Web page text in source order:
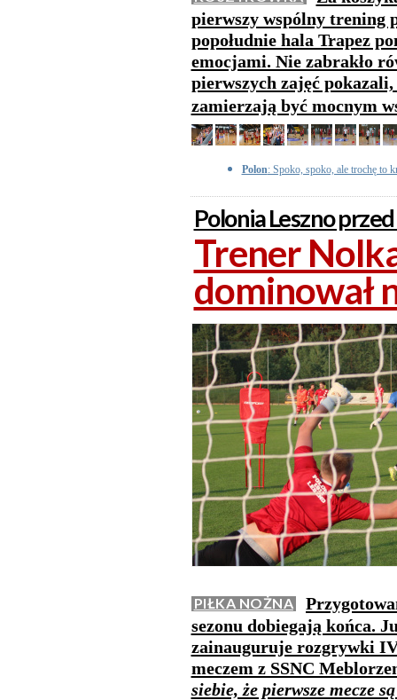
pierwszy wspólny trening
popołudnie hala Trapez
emocjami. Nie zabrakło
pierwszych zajęć
zamierzają być mocnym
Polon: Spoko, spoko, ale trochę to
Polonia Leszno
Trener
dominował
PIŁKA NOŻNA
sezonu dobiegają końca.
zainauguruje rozgrywki
meczem z SSNC
siebie, że pierwsze mecze